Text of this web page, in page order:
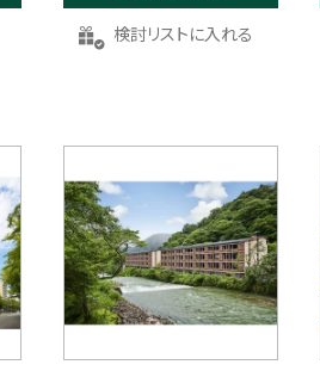
お気に入りに登録する